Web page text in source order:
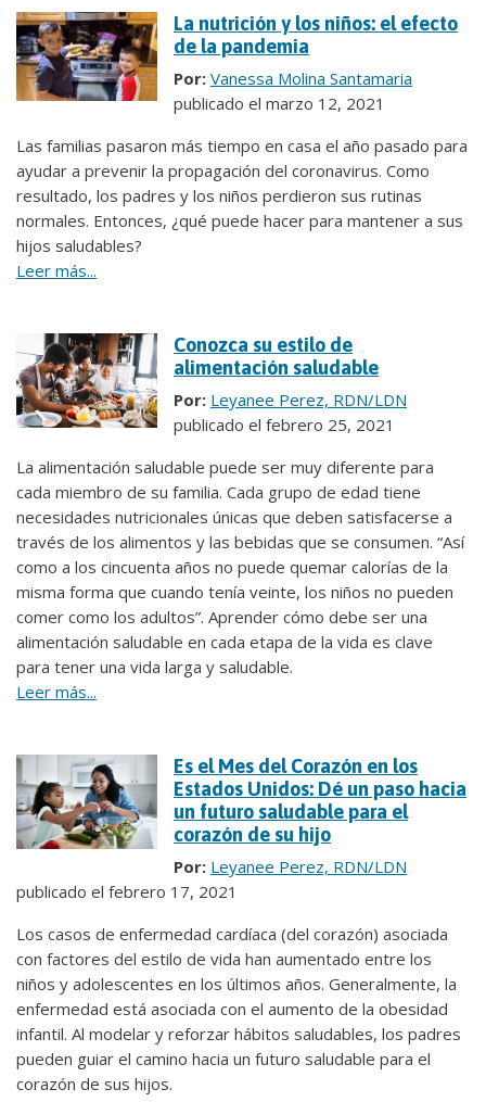
La nutrición y los niños: el efecto
de la pandemia
Por: Vanessa Molina Santamaria
publicado el marzo 12, 2021
Las familias pasaron más tiempo en casa el año pasado para
ayudar a prevenir la propagación del coronavirus. Como
resultado, los padres y los niños perdieron sus rutinas
normales. Entonces, ¿qué puede hacer para mantener a sus
hijos saludables?
Leer más...
Conozca su estilo de
alimentación saludable
Por: Leyanee Perez, RDN/LDN
publicado el febrero 25, 2021
La alimentación saludable puede ser muy diferente para
cada miembro de su familia. Cada grupo de edad tiene
necesidades nutricionales únicas que deben satisfacerse a
través de los alimentos y las bebidas que se consumen. “Así
como a los cincuenta años no puede quemar calorías de la
misma forma que cuando tenía veinte, los niños no pueden
comer como los adultos”. Aprender cómo debe ser una
alimentación saludable en cada etapa de la vida es clave
para tener una vida larga y saludable.
Leer más...
Es el Mes del Corazón en los
Estados Unidos: Dé un paso hacia
un futuro saludable para el
corazón de su hijo
Por: Leyanee Perez, RDN/LDN
publicado el febrero 17, 2021
Los casos de enfermedad cardíaca (del corazón) asociada
con factores del estilo de vida han aumentado entre los
niños y adolescentes en los últimos años. Generalmente, la
enfermedad está asociada con el aumento de la obesidad
infantil. Al modelar y reforzar hábitos saludables, los padres
pueden guiar el camino hacia un futuro saludable para el
corazón de sus hijos.